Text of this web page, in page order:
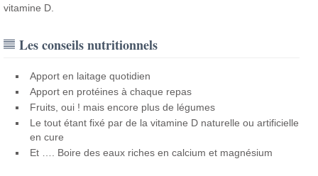
vitamine D.
Les conseils nutritionnels
Apport en laitage quotidien
Apport en protéines à chaque repas
Fruits, oui ! mais encore plus de légumes
Le tout étant fixé par de la vitamine D naturelle ou artificielle
en cure
Et …. Boire des eaux riches en calcium et magnésium